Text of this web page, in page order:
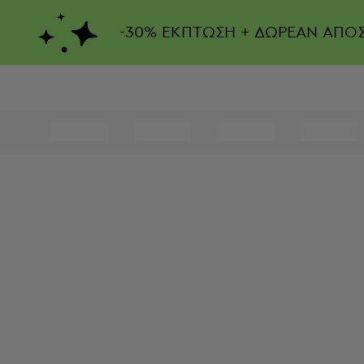
-30% ΕΚΠΤΩΣΗ + ΔΩΡΕΑΝ